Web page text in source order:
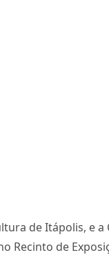
de Itápolis, e
de